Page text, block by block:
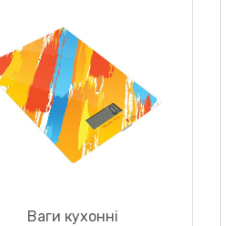
Ваги кухонні